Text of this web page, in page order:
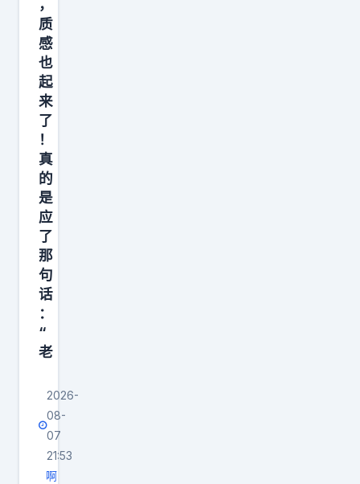
为
他
们
自
己
作
假
习
以
为
常
了
，
华
也
这
么
干
，
有
点
疑
惑
—
—
接
近
角
1
9
°
、
离
去
角
°
，
，
质
感
也
起
来
了
！
真
的
是
应
了
那
句
话
：
“
老
2026-
08-
07
21:53
啊